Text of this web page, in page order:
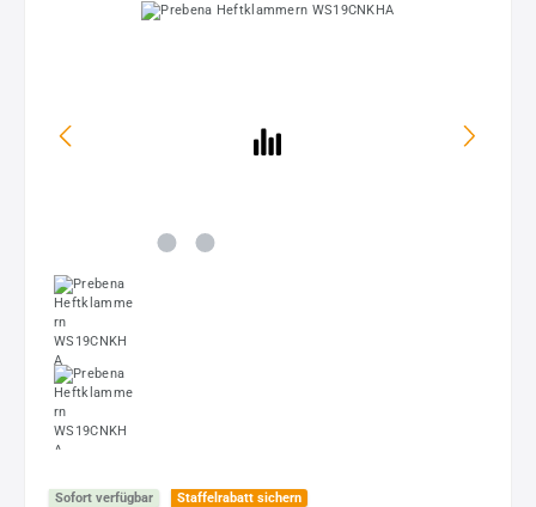
Bildergalerie überspringen
Sofort verfügbar Staffelrabatt sichern